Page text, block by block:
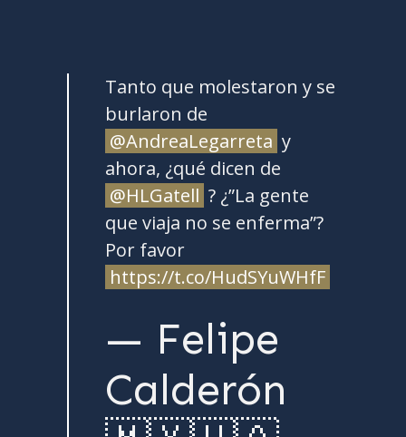
Tanto que molestaron y se
burlaron de
@AndreaLegarreta y
ahora, ¿qué dicen de
@HLGatell ? ¿”La gente
que viaja no se enferma”?
Por favor
https://t.co/HudSYuWHfF
— Felipe
Calderón